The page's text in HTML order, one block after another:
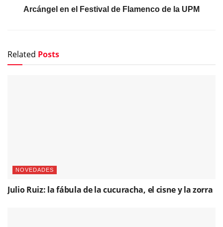
Arcángel en el Festival de Flamenco de la UPM
Related Posts
NOVEDADES
Julio Ruiz: la fábula de la cucuracha, el cisne y la zorra